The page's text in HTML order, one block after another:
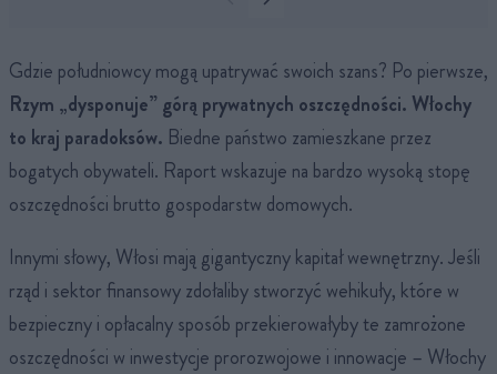
Gdzie południowcy mogą upatrywać swoich szans? Po pierwsze,
Rzym „dysponuje” górą prywatnych oszczędności. Włochy
to kraj paradoksów. Biedne państwo zamieszkane przez
bogatych obywateli. Raport wskazuje na bardzo wysoką stopę
oszczędności brutto gospodarstw domowych.
Innymi słowy, Włosi mają gigantyczny kapitał wewnętrzny. Jeśli
rząd i sektor finansowy zdołaliby stworzyć wehikuły, które w
bezpieczny i opłacalny sposób przekierowałyby te zamrożone
oszczędności w inwestycje prorozwojowe i innowacje – Włochy